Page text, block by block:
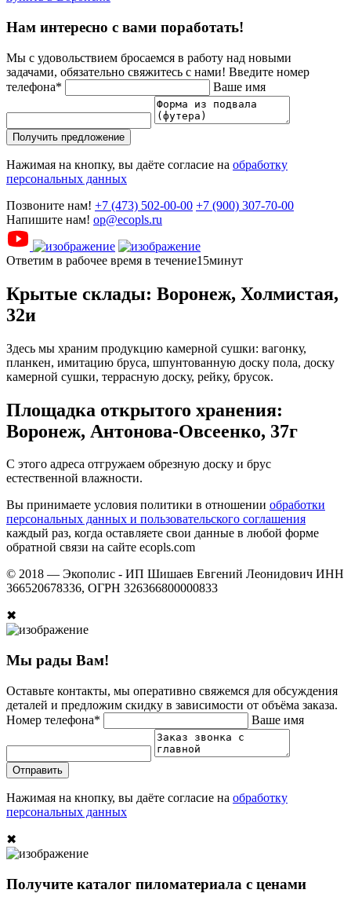
Нам интересно с вами поработать!
Мы с удовольствием бросаемся в работу над новыми
задачами, обязательно свяжитесь с нами! Введите номер
телефона*
Ваше имя
Получить предложение
Нажимая на кнопку, вы даёте согласие на обработку
персональных данных
Позвоните нам! +7 (473) 502-00-00 +7 (900) 307-70-00
Напишите нам! op@ecopls.ru
Ответим в рабочее время в течение15минут
Крытые склады: Воронеж, Холмистая,
32и
Здесь мы храним продукцию камерной сушки: вагонку,
планкен, имитацию бруса, шпунтованную доску пола, доску
камерной сушки, террасную доску, рейку, брусок.
Площадка открытого хранения:
Воронеж, Антонова-Овсеенко, 37г
С этого адреса отгружаем обрезную доску и брус
естественной влажности.
Вы принимаете условия политики в отношении обработки
персональных данных и пользовательского соглашения
каждый раз, когда оставляете свои данные в любой форме
обратной связи на сайте ecopls.com
© 2018 — Экополис - ИП Шишаев Евгений Леонидович ИНН
366520678336, ОГРН 326366800000833
✖
Мы рады Вам!
Оставьте контакты, мы оперативно свяжемся для обсуждения
деталей и предложим скидку в зависимости от объёма заказа.
Номер телефона*
Ваше имя
Отправить
Нажимая на кнопку, вы даёте согласие на обработку
персональных данных
✖
Получите каталог пиломатериала с ценами